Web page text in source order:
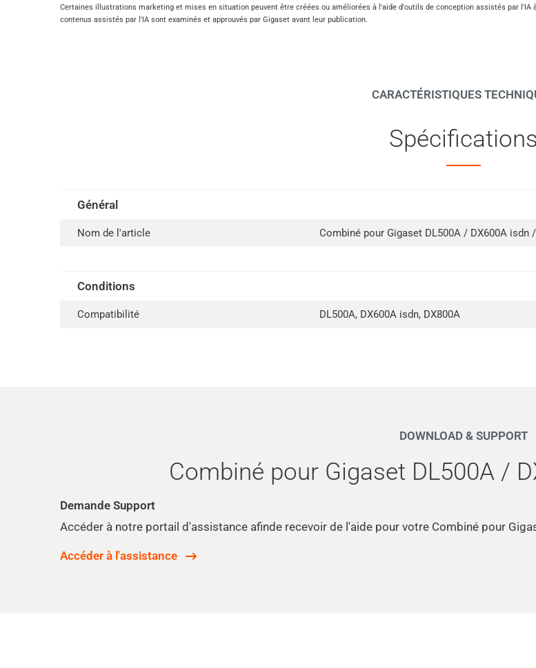
Certaines illustrations marketing et mises en situation peuvent être créées ou améliorées à l'aide d'outils de conception assistés par
contenus assistés par l'IA sont examinés et approuvés par Gigaset avant leur publication.
CARACTÉRISTIQUES
Spécifications
Général
Nom de l'article Combiné pour Gigaset DL500A / DX600A isdn
Conditions
Compatibilité DL500A, DX600A isdn, DX800A
DOWNLOAD & SUPPORT
Combiné pour Gigaset DL500A /
Demande Support
Accéder à notre portail d'assistance afinde recevoir de l'aide pour votre Combiné pour
Accéder à l'assistance